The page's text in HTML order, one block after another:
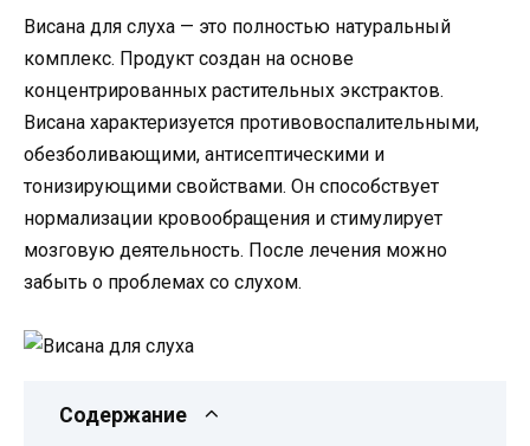
Висана для слуха — это полностью натуральный
комплекс. Продукт создан на основе
концентрированных растительных экстрактов.
Висана характеризуется противовоспалительными,
обезболивающими, антисептическими и
тонизирующими свойствами. Он способствует
нормализации кровообращения и стимулирует
мозговую деятельность. После лечения можно
забыть о проблемах со слухом.
Содержание